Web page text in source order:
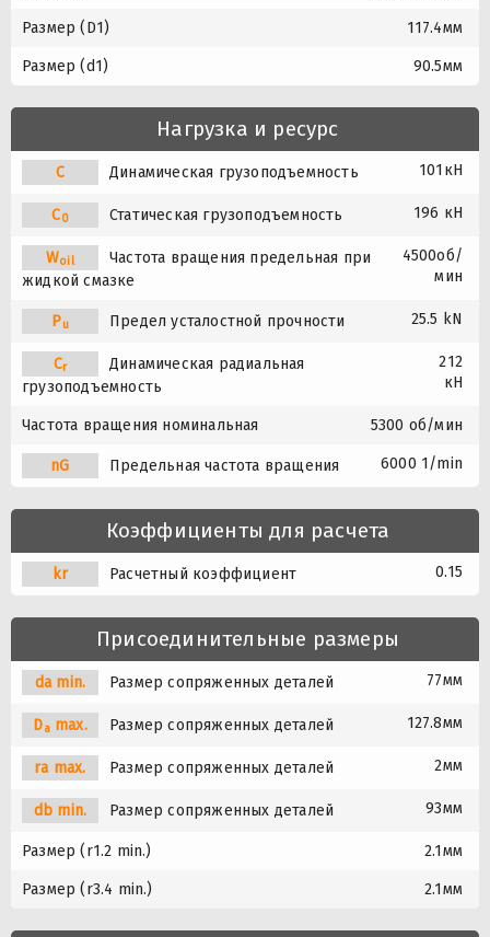
Размер (D1) 117.4мм
Размер (d1) 90.5мм
Нагрузка и ресурс
C Динамическая грузоподъемность 101кН
C0 Статическая грузоподъемность 196 кН
Woil
Частота вращения предельная при
жидкой смазке
4500об/
мин
Pu Предел усталостной прочности 25.5 kN
Cr
Динамическая радиальная
грузоподъемность
212
кН
Частота вращения номинальная 5300 об/мин
nG Предельная частота вращения 6000 1/min
Коэффициенты для расчета
kr Расчетный коэффициент 0.15
Присоединительные размеры
da min. Размер сопряженных деталей 77мм
Damax. Размер сопряженных деталей 127.8мм
ra max. Размер сопряженных деталей 2мм
db min. Размер сопряженных деталей 93мм
Размер (r1.2 min.) 2.1мм
Размер (r3.4 min.) 2.1мм